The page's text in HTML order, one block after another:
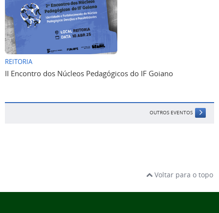
REITORIA
II Encontro dos Núcleos Pedagógicos do IF Goiano
OUTROS EVENTOS
Voltar para o topo